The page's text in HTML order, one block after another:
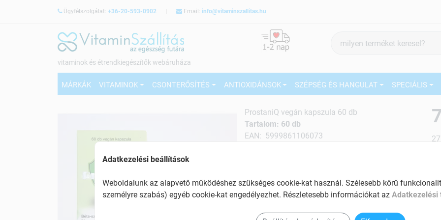
Ügyfélszolgálat: +36-20-593-0902 Email: info@vitaminszallitas.hu
vitaminok és étrendkiegészítők webáruháza
keresés
MÁRKÁK VITAMINOK CSONTERŐSÍTÉS ANTIOXIDÁNSOK SZÉPSÉG ÉS HANGULAT SPECIÁLIS
ProstaniQ vegán kapszula 60 db
Tartalom: 60 db
EAN: 5999861106073
Adatkezelési beállítások
Weboldalunk az alapvető működéshez szükséges cookie-kat használ. Szélesebb körű
személyre szabás) egyéb cookie-kat engedélyezhet. Részletesebb információkat az Adatkezelési